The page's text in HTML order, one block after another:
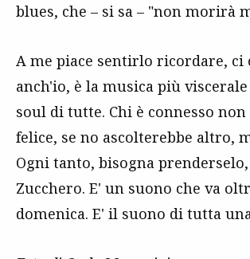
blues, che – si sa – "non morirà
A me piace sentirlo ricordare, ci
anch'io, è la musica più
soul di tutte. Chi è connesso non
felice, se no ascolterebbe altro,
Ogni tanto, bisogna
Zucchero. E' un suono che va
domenica. E' il suono di tutta